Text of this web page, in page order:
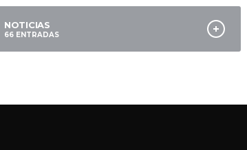
NOTICIAS
66 ENTRADAS